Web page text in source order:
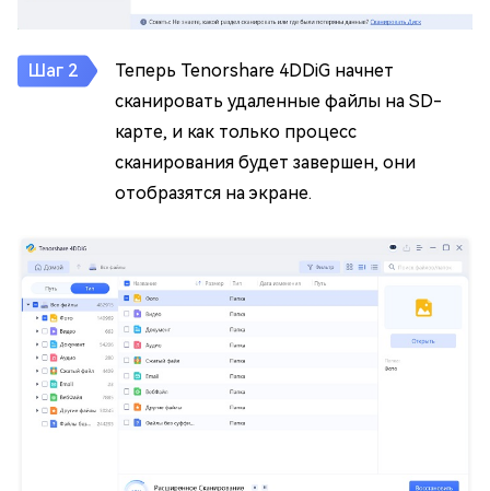
Теперь Tenorshare 4DDiG начнет
сканировать удаленные файлы на SD-
карте, и как только процесс
сканирования будет завершен, они
отобразятся на экране.